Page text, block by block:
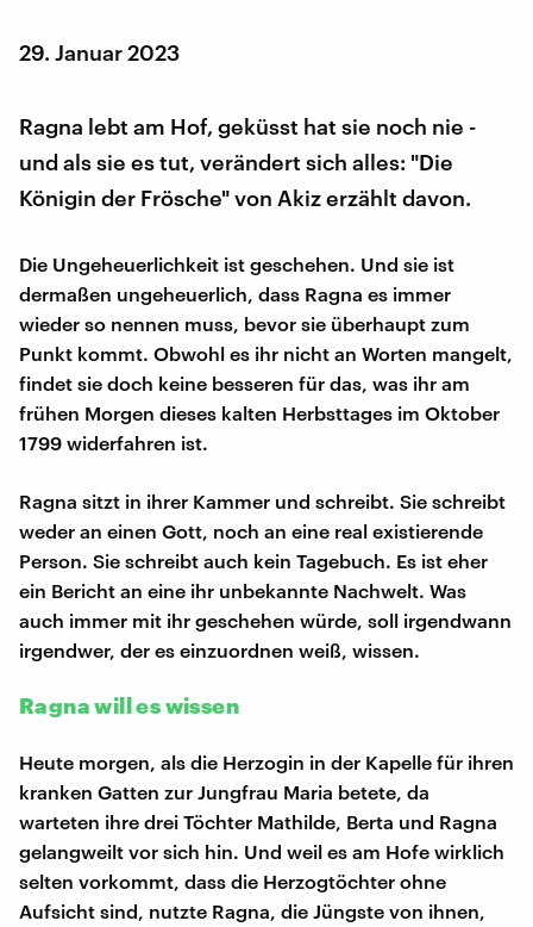
29. Januar 2023
Ragna lebt am Hof, geküsst hat sie noch nie -
und als sie es tut, verändert sich alles: "Die
Königin der Frösche" von Akiz erzählt davon.
Die Ungeheuerlichkeit ist geschehen. Und sie ist
dermaßen ungeheuerlich, dass Ragna es immer
wieder so nennen muss, bevor sie überhaupt zum
Punkt kommt. Obwohl es ihr nicht an Worten mangelt,
findet sie doch keine besseren für das, was ihr am
frühen Morgen dieses kalten Herbsttages im Oktober
1799 widerfahren ist.
Ragna sitzt in ihrer Kammer und schreibt. Sie schreibt
weder an einen Gott, noch an eine real existierende
Person. Sie schreibt auch kein Tagebuch. Es ist eher
ein Bericht an eine ihr unbekannte Nachwelt. Was
auch immer mit ihr geschehen würde, soll irgendwann
irgendwer, der es einzuordnen weiß, wissen.
Ragna will es wissen
Heute morgen, als die Herzogin in der Kapelle für ihren
kranken Gatten zur Jungfrau Maria betete, da
warteten ihre drei Töchter Mathilde, Berta und Ragna
gelangweilt vor sich hin. Und weil es am Hofe wirklich
selten vorkommt, dass die Herzogtöchter ohne
Aufsicht sind, nutzte Ragna, die Jüngste von ihnen,